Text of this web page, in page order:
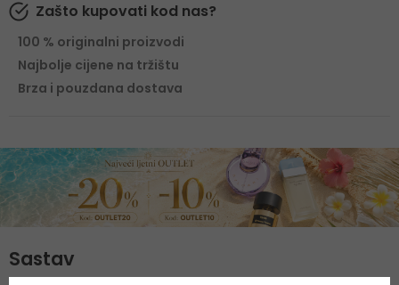
Zašto kupovati kod nas?
100 % originalni proizvodi
Najbolje cijene na tržištu
Brza i pouzdana dostava
Sastav